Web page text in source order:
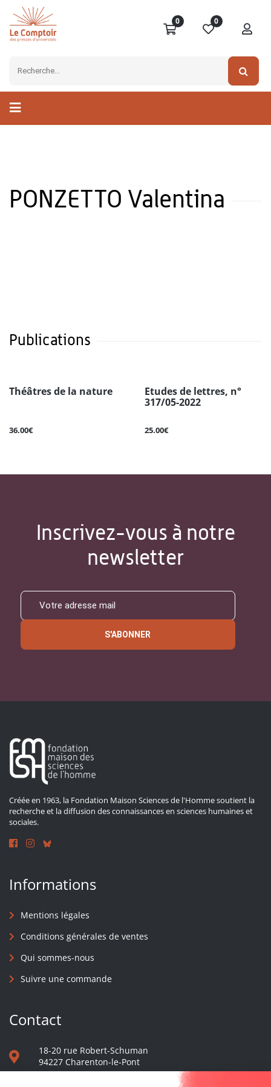
0 0
PONZETTO Valentina
Publications
Théâtres de la nature
36.00€
Etudes de lettres, n°
317/05-2022
25.00€
Inscrivez-vous à notre
newsletter
S'ABONNER
Créée en 1963, la Fondation Maison Sciences de l'Homme soutient la
recherche et la diffusion des connaissances en sciences humaines et
sociales.
Informations
Mentions légales
Conditions générales de ventes
Qui sommes-nous
Suivre une commande
Contact
18-20 rue Robert-Schuman
94227 Charenton-le-Pont